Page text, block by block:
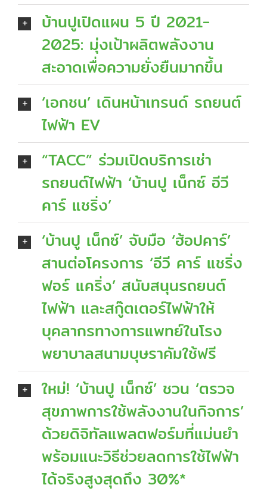
บ้านปูเปิดแผน 5 ปี 2021-
2025: มุ่งเป้าผลิตพลังงาน
สะอาดเพื่อความยั่งยืนมากขึ้น
‘เอกชน’ เดินหน้าเทรนด์ รถยนต์
ไฟฟ้า EV
“TACC” ร่วมเปิดบริการเช่า
รถยนต์ไฟฟ้า ‘บ้านปู เน็กซ์ อีวี
คาร์ แชริ่ง’
‘บ้านปู เน็กซ์’ จับมือ ‘ฮ้อปคาร์’
สานต่อโครงการ ‘อีวี คาร์ แชริ่ง
ฟอร์ แคริ่ง’ สนับสนุนรถยนต์
ไฟฟ้า และสกู๊ตเตอร์ไฟฟ้าให้
บุคลากรทางการแพทย์ในโรง
พยาบาลสนามบุษราคัมใช้ฟรี
ใหม่! ‘บ้านปู เน็กซ์’ ชวน ‘ตรวจ
สุขภาพการใช้พลังงานในกิจการ’
ด้วยดิจิทัลแพลตฟอร์มที่แม่นยำ
พร้อมแนะวิธีช่วยลดการใช้ไฟฟ้า
ได้จริงสูงสุดถึง 30%*